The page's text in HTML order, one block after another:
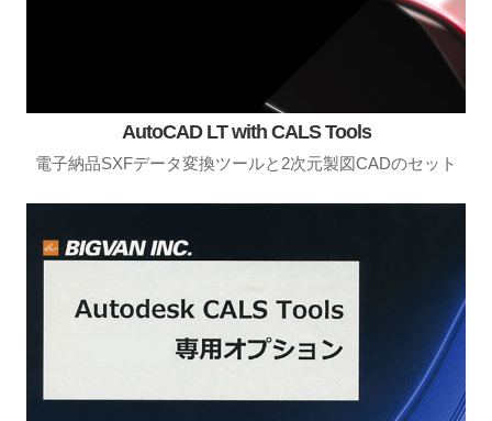
AutoCAD LT with CALS Tools
電子納品SXFデータ変換ツールと2次元製図CADのセット